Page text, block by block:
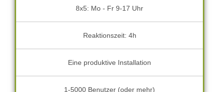
8x5: Mo - Fr 9-17 Uhr
Reaktionszeit: 4h
Eine produktive Installation
1-5000 Benutzer (oder mehr)